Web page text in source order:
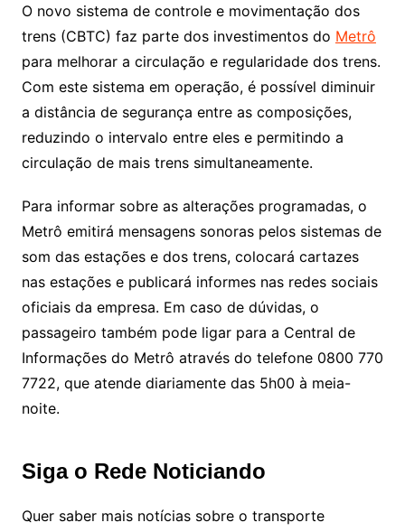
O novo sistema de controle e movimentação dos
trens (CBTC) faz parte dos investimentos do Metrô
para melhorar a circulação e regularidade dos trens.
Com este sistema em operação, é possível diminuir
a distância de segurança entre as composições,
reduzindo o intervalo entre eles e permitindo a
circulação de mais trens simultaneamente.
Para informar sobre as alterações programadas, o
Metrô emitirá mensagens sonoras pelos sistemas de
som das estações e dos trens, colocará cartazes
nas estações e publicará informes nas redes sociais
oficiais da empresa. Em caso de dúvidas, o
passageiro também pode ligar para a Central de
Informações do Metrô através do telefone 0800 770
7722, que atende diariamente das 5h00 à meia-
noite.
Siga o Rede Noticiando
Quer saber mais notícias sobre o transporte